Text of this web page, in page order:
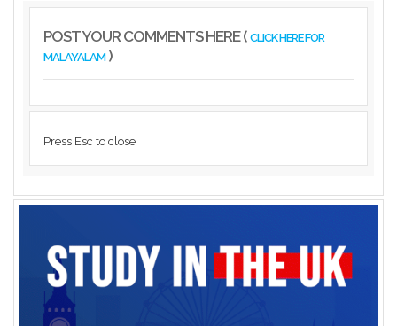
POST YOUR COMMENTS HERE ( CLICK HERE FOR
MALAYALAM)
Press Esc to close